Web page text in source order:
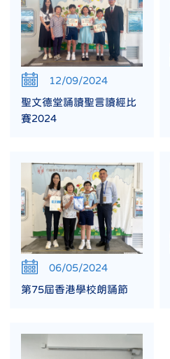
12/09/2024
聖文德堂誦讀聖言讀經比
賽2024
06/05/2024
第75屆香港學校朗誦節